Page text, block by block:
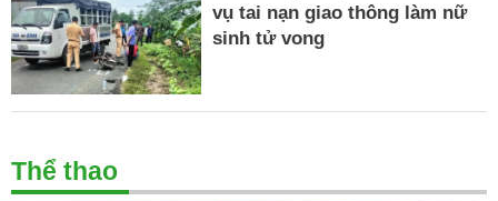
vụ tai nạn giao thông làm nữ
sinh tử vong
Thể thao